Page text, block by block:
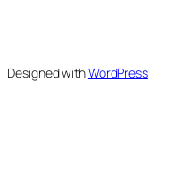
Designed withWordPress